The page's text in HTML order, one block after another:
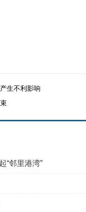
生不利影响
“邻里港湾”